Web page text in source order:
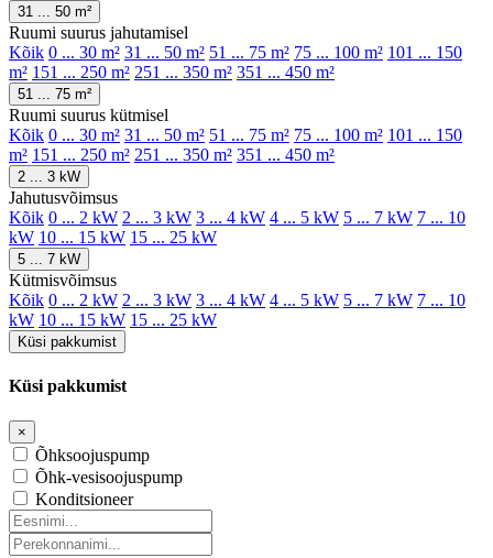
31 ... 50 m²
Ruumi suurus jahutamisel
Kõik 0 ... 30 m² 31 ... 50 m² 51 ... 75 m² 75 ... 100 m² 101 ... 150
m² 151 ... 250 m² 251 ... 350 m² 351 ... 450 m²
51 ... 75 m²
Ruumi suurus kütmisel
Kõik 0 ... 30 m² 31 ... 50 m² 51 ... 75 m² 75 ... 100 m² 101 ... 150
m² 151 ... 250 m² 251 ... 350 m² 351 ... 450 m²
2 ... 3 kW
Jahutusvõimsus
Kõik 0 ... 2 kW 2 ... 3 kW 3 ... 4 kW 4 ... 5 kW 5 ... 7 kW 7 ... 10
kW 10 ... 15 kW 15 ... 25 kW
5 ... 7 kW
Kütmisvõimsus
Kõik 0 ... 2 kW 2 ... 3 kW 3 ... 4 kW 4 ... 5 kW 5 ... 7 kW 7 ... 10
kW 10 ... 15 kW 15 ... 25 kW
Küsi pakkumist
Küsi pakkumist
×
Õhksoojuspump
Õhk-vesisoojuspump
Konditsioneer